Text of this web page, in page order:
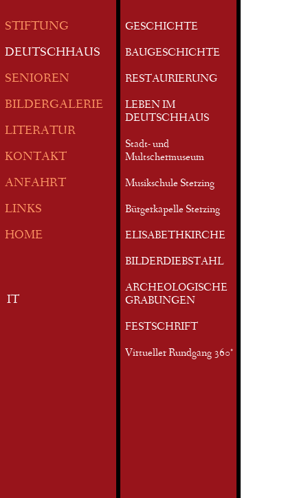
STIFTUNG
DEUTSCHHAUS
SENIOREN
BILDERGALERIE
LITERATUR
KONTAKT
ANFAHRT
LINKS
HOME
IT
GESCHICHTE
BAUGESCHICHTE
RESTAURIERUNG
LEBEN IM
DEUTSCHHAUS
Stadt- und
Multschermuseum
Musikschule Sterzing
Bürgerkapelle Sterzing
ELISABETHKIRCHE
BILDERDIEBSTAHL
ARCHEOLOGISCHE
GRABUNGEN
FESTSCHRIFT
Virtueller Rundgang 360°